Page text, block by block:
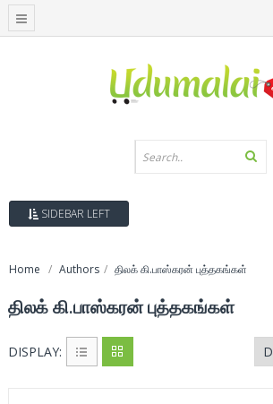
SIDEBAR LEFT
Home Authors திலக் கி.பாஸ்கரன் புத்தகங்கள்
திலக் கி.பாஸ்கரன் புத்தகங்கள்
DISPLAY: